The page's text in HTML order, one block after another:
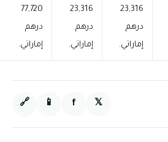
23,316
درهم
إماراتي.
23,316
درهم
إماراتي.
77,720
درهم
إماراتي.
𝕏
f
📱
🔗